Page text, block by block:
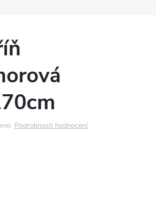
Podrobnosti hodnocení